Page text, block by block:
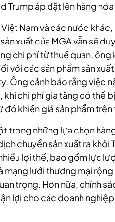
Trump áp đặt lên hàng
Việt Nam và các nước
xuất của MGA vẫn sẽ
chi phí từ thuế quan, ông
với các sản phẩm sản
Ông cảnh báo rằng việc
chi phí gia tăng có thể
đó khiến giá sản phẩm
trong những lựa chọn
chuyển sản xuất ra khỏi
lợi thế, bao gồm lực
mạng lưới thương mại
trọng. Hơn nữa, chính
lợi cho các doanh